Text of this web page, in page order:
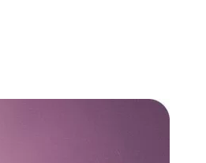
и профессиональные